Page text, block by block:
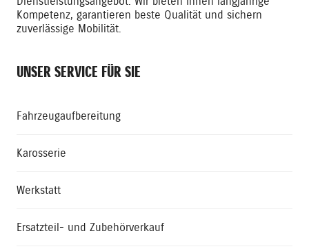
Kompetenz, garantieren beste Qualität und sichern
zuverlässige Mobilität.
UNSER SERVICE FÜR SIE
Fahrzeugaufbereitung
Karosserie
Werkstatt
Ersatzteil- und Zubehörverkauf